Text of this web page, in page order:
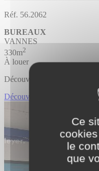
Ce
le
que
Réf. 56.2062
BUREAUX
VANNES
330m2
À louer
Découvrir l'offre
Découvrir BUREAUX